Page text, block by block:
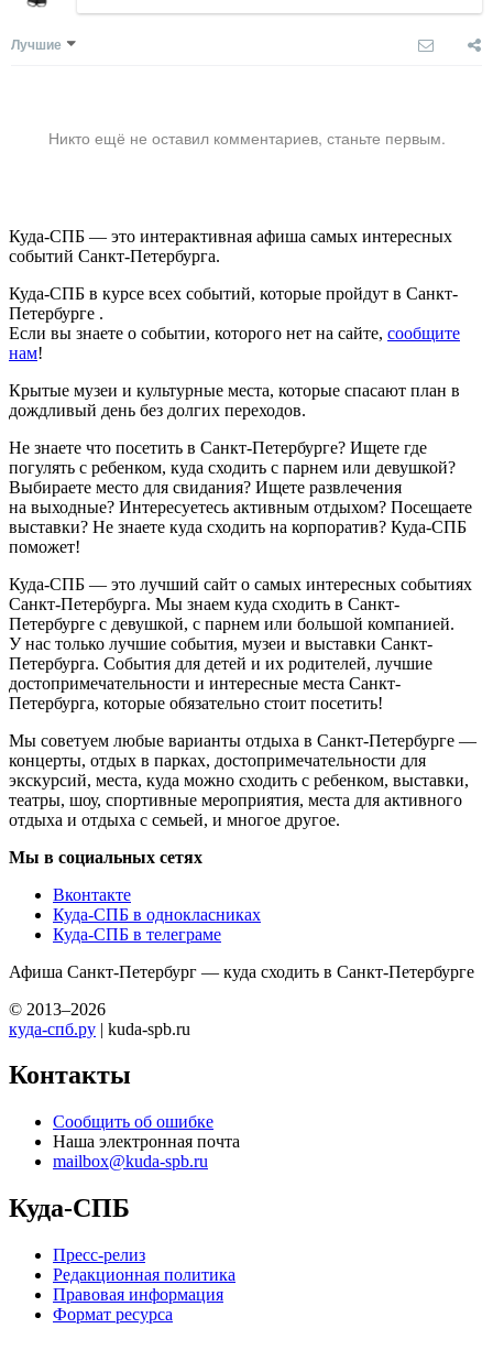
Лучшие
Никто ещё не оставил комментариев, станьте первым.
Куда-СПБ — это интерактивная афиша самых интересных
событий Санкт-Петербурга.
Куда-СПБ в курсе всех событий, которые пройдут в Санкт-
Петербурге .
Если вы знаете о событии, которого нет на сайте, сообщите
нам!
Крытые музеи и культурные места, которые спасают план в
дождливый день без долгих переходов.
Не знаете что посетить в Санкт-Петербурге? Ищете где
погулять с ребенком, куда сходить с парнем или девушкой?
Выбираете место для свидания? Ищете развлечения
на выходные? Интересуетесь активным отдыхом? Посещаете
выставки? Не знаете куда сходить на корпоратив? Куда-СПБ
поможет!
Куда-СПБ — это лучший сайт о самых интересных событиях
Санкт-Петербурга. Мы знаем куда сходить в Санкт-
Петербурге с девушкой, с парнем или большой компанией.
У нас только лучшие события, музеи и выставки Санкт-
Петербурга. События для детей и их родителей, лучшие
достопримечательности и интересные места Санкт-
Петербурга, которые обязательно стоит посетить!
Мы советуем любые варианты отдыха в Санкт-Петербурге —
концерты, отдых в парках, достопримечательности для
экскурсий, места, куда можно сходить с ребенком, выставки,
театры, шоу, спортивные мероприятия, места для активного
отдыха и отдыха с семьей, и многое другое.
Мы в социальных сетях
Вконтакте
Куда-СПБ в однокласниках
Куда-СПБ в телеграме
Афиша Санкт-Петербург — куда сходить в Санкт-Петербурге
© 2013–2026
куда-спб.ру | kuda-spb.ru
Контакты
Сообщить об ошибке
Наша электронная почта
mailbox@kuda-spb.ru
Куда-СПБ
Пресс-релиз
Редакционная политика
Правовая информация
Формат ресурса